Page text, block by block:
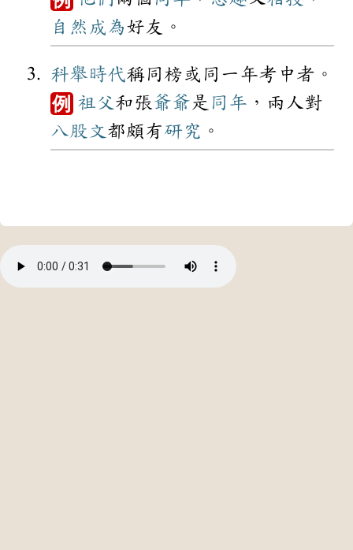
自然 成為好友。
科舉時代稱同榜或同一年考中者。
例 祖父 和張爺爺是 同年 ，兩人對
八股文 都頗有研究 。